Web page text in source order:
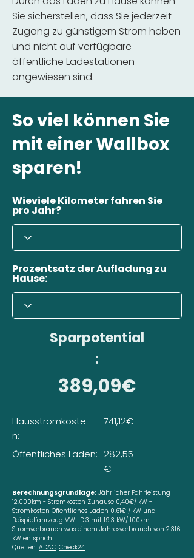
Sie sicherstellen, dass Sie jederzeit
Zugang zu günstigem Strom haben
und nicht auf verfügbare
öffentliche Ladestationen
angewiesen sind.
So viel können Sie
mit einer Wallbox
sparen!
Wieviele Kilometer fahren Sie
pro Jahr?
Prozentsatz der Aufladung zu
Hause:
Sparpotential
:
389,09€
Hausstromkoste
n:
Öffentliches Laden:
741,12€
282,55
€
Berechnungsgrundlage: Jährlicher Fahrleistung
12.000km - Stromkosten Zuhause 0,40€/ kW -
Stromkosten Öffentliches Laden 0,61€ / kW und
Beispielfahrzeug VW I.D.3 mit 19,3 kW/ 100km
Stromverbrauch was einem Jahresverbrauch von 2.316
kW entspricht.
Quellen: ADAC, Check24